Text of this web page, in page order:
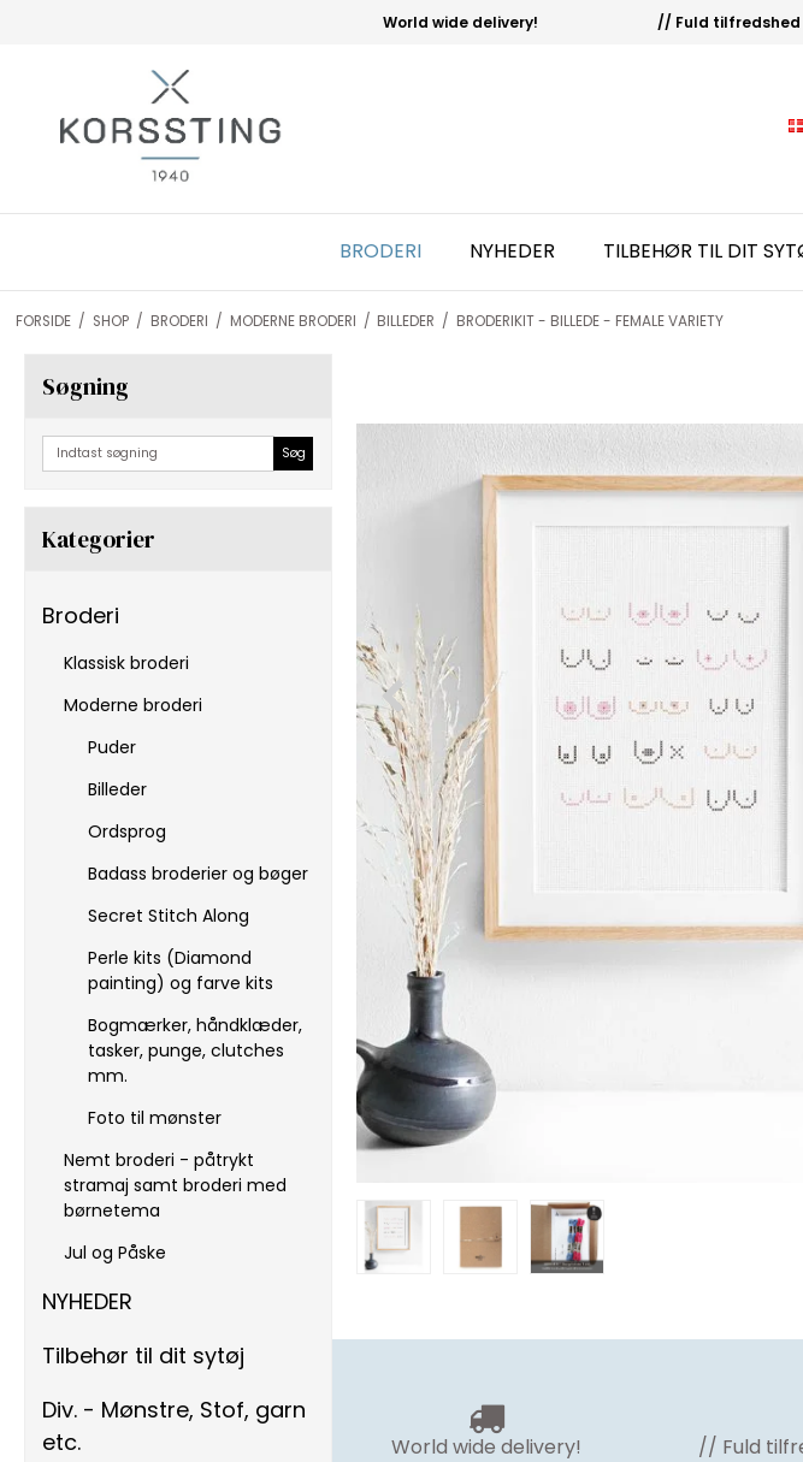
World wide delivery! // Fuld
BRODERI NYHEDER TILBEHØR TIL DIT
FORSIDE / SHOP / BRODERI / MODERNE BRODERI / BILLEDER / BRODERIKIT - BILLEDE - FEMALE VARIETY
Søgning
Søg
Kategorier
Broderi
Klassisk broderi
Moderne broderi
Puder
Billeder
Ordsprog
Badass broderier og bøger
Secret Stitch Along
Perle kits (Diamond
painting) og farve kits
Bogmærker, håndklæder,
tasker, punge, clutches
mm.
Foto til mønster
Nemt broderi - påtrykt
stramaj samt broderi med
børnetema
Jul og Påske
NYHEDER
Tilbehør til dit sytøj
Div. - Mønstre, Stof, garn
etc.
World wide delivery! // Fuld